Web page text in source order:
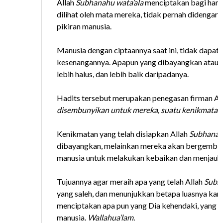
Allah Subhanahu wata’alamenciptakan bagi
dilihat oleh mata mereka, tidak pernah
pikiran manusia.
Manusia dengan ciptaannya saat ini, tidak
kesenangannya. Apapun yang dibayangkan
lebih halus, dan lebih baik daripadanya.
Hadits tersebut merupakan penegasan firman
disembunyikan untuk mereka, suatu
Kenikmatan yang telah disiapkan Allah
dibayangkan, melainkan mereka akan
manusia untuk melakukan kebaikan dan
Tujuannya agar meraih apa yang telah Allah
yang saleh, dan menunjukkan betapa luasnya
menciptakan apa pun yang Dia kehendaki,
manusia. Wallahua’lam.